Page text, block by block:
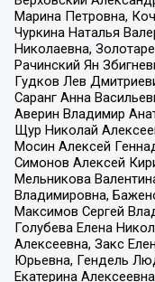
Марина Петровна,
Чуркина Наталья
Николаевна,
Рачинский Ян
Гудков Лев
Саранг Анна
Аверин Владимир
Щур Николай
Мосин Алексей
Симонов Алексей
Мельникова
Владимировна,
Максимов Сергей
Голубева Елена
Алексеевна, Закс
Юрьевна, Гендель
Екатерина